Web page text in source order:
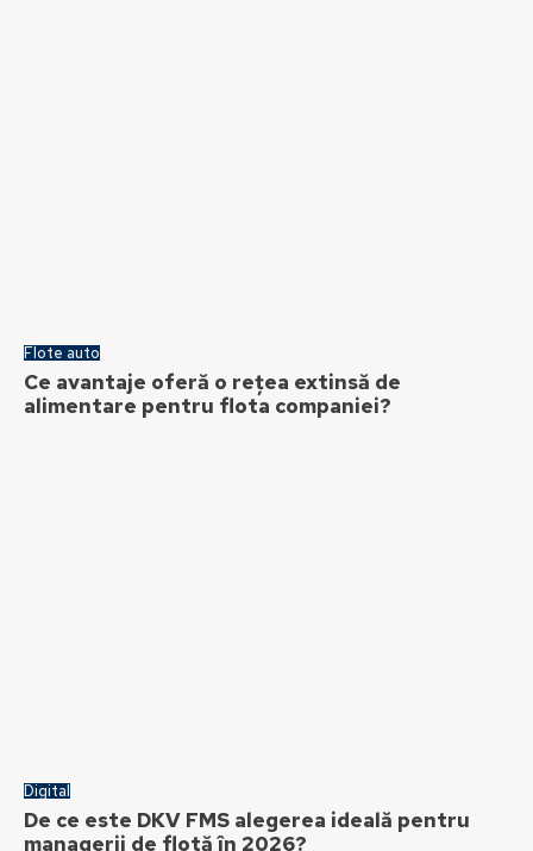
Flote auto
Ce avantaje oferă o rețea extinsă de
alimentare pentru flota companiei?
Digital
De ce este DKV FMS alegerea ideală pentru
managerii de flotă în 2026?